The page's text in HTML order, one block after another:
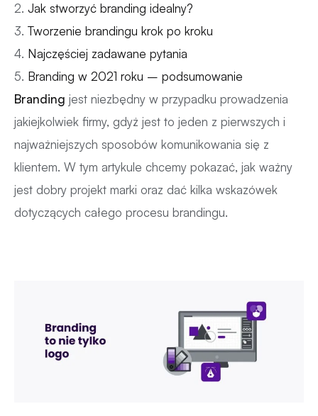
2. Jak stworzyć branding idealny?
3. Tworzenie brandingu krok po kroku
4. Najczęściej zadawane pytania
5. Branding w 2021 roku – podsumowanie
Branding jest niezbędny w przypadku prowadzenia
jakiejkolwiek firmy, gdyż jest to jeden z pierwszych i
najważniejszych sposobów komunikowania się z
klientem. W tym artykule chcemy pokazać, jak ważny
jest dobry projekt marki oraz dać kilka wskazówek
dotyczących całego procesu brandingu.